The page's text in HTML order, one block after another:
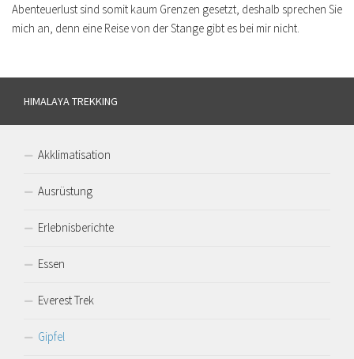
Abenteuerlust sind somit kaum Grenzen gesetzt, deshalb sprechen Sie
mich an, denn eine Reise von der Stange gibt es bei mir nicht.
HIMALAYA TREKKING
Akklimatisation
Ausrüstung
Erlebnisberichte
Essen
Everest Trek
Gipfel